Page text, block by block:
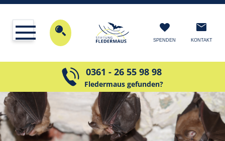
SPENDEN KONTAKT
0361 - 26 55 98 98
Fledermaus gefunden?